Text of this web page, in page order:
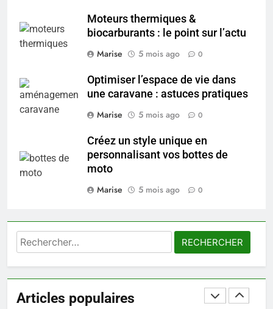
Moteurs thermiques &
biocarburants : le point sur l’actu
Marise
5 mois ago 0
Optimiser l’espace de vie dans
une caravane : astuces pratiques
Marise
5 mois ago 0
Créez un style unique en
personnalisant vos bottes de
moto
Marise
5 mois ago 0
Rechercher :
Articles populaires
Sclérose en plaques et
femmes enceintes doivent
connaître
8
Les 4 principales différences
freelance
ENTREPRISE
1
Maigrir efficacement grâce aux
conseils pratiques
BIEN ÊTRE
2
rapidement et durable
BIEN ÊTRE